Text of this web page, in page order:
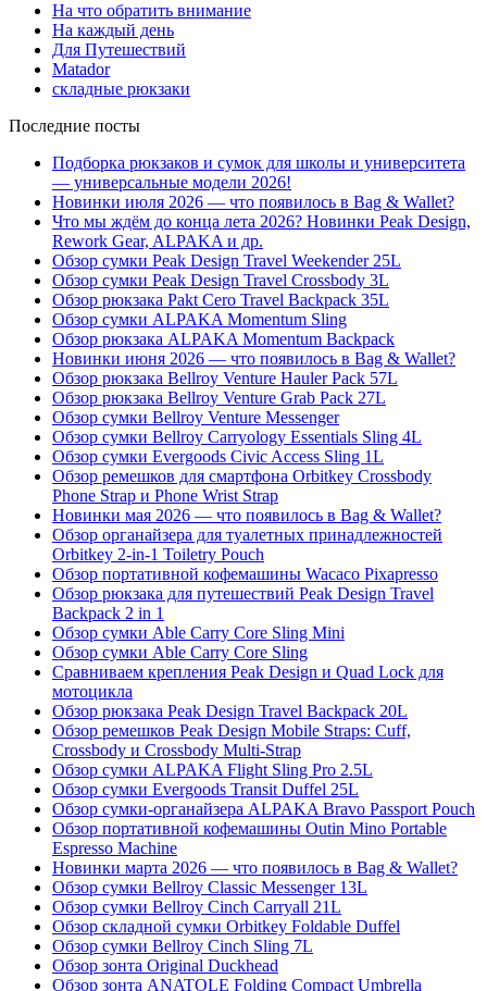
На что обратить внимание
На каждый день
Для Путешествий
Matador
складные рюкзаки
Последние посты
Подборка рюкзаков и сумок для школы и университета
— универсальные модели 2026!
Новинки июля 2026 — что появилось в Bag & Wallet?
Что мы ждём до конца лета 2026? Новинки Peak Design,
Rework Gear, ALPAKA и др.
Обзор сумки Peak Design Travel Weekender 25L
Обзор сумки Peak Design Travel Crossbody 3L
Обзор рюкзака Pakt Cero Travel Backpack 35L
Обзор сумки ALPAKA Momentum Sling
Обзор рюкзака ALPAKA Momentum Backpack
Новинки июня 2026 — что появилось в Bag & Wallet?
Обзор рюкзака Bellroy Venture Hauler Pack 57L
Обзор рюкзака Bellroy Venture Grab Pack 27L
Обзор сумки Bellroy Venture Messenger
Обзор сумки Bellroy Carryology Essentials Sling 4L
Обзор сумки Evergoods Civic Access Sling 1L
Обзор ремешков для смартфона Orbitkey Crossbody
Phone Strap и Phone Wrist Strap
Новинки мая 2026 — что появилось в Bag & Wallet?
Обзор органайзера для туалетных принадлежностей
Orbitkey 2-in-1 Toiletry Pouch
Обзор портативной кофемашины Wacaco Pixapresso
Обзор рюкзака для путешествий Peak Design Travel
Backpack 2 in 1
Обзор сумки Able Carry Core Sling Mini
Обзор сумки Able Carry Core Sling
Сравниваем крепления Peak Design и Quad Lock для
мотоцикла
Обзор рюкзака Peak Design Travel Backpack 20L
Обзор ремешков Peak Design Mobile Straps: Cuff,
Crossbody и Crossbody Multi-Strap
Обзор сумки ALPAKA Flight Sling Pro 2.5L
Обзор сумки Evergoods Transit Duffel 25L
Обзор сумки-органайзера ALPAKA Bravo Passport Pouch
Обзор портативной кофемашины Outin Mino Portable
Espresso Machine
Новинки марта 2026 — что появилось в Bag & Wallet?
Обзор сумки Bellroy Classic Messenger 13L
Обзор сумки Bellroy Cinch Carryall 21L
Обзор складной сумки Orbitkey Foldable Duffel
Обзор сумки Bellroy Cinch Sling 7L
Обзор зонта Original Duckhead
Обзор зонта ANATOLE Folding Compact Umbrella